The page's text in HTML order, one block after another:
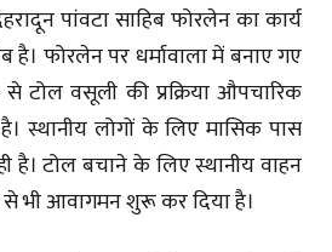
पांवटा साहिब फोरलेन का कार्य
फोरलेन पर धर्मावाला में बनाए गए
टोल वसूली की प्रक्रिया औपचारिक
स्थानीय लोगों के लिए मासिक पास
है। टोल बचाने के लिए स्थानीय वाहन
से भी आवागमन शुरू कर दिया है।